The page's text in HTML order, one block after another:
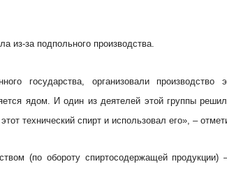
из-за подпольного производства.
государства, организовали
ядом. И один из деятелей этой группы
технический спирт и использовал его», –
(по обороту спиртосодержащей продукции)